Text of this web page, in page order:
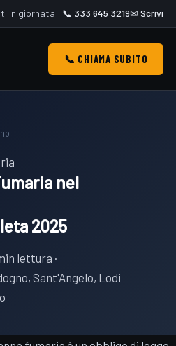
in giornata 📞 333 645 3219✉ Scrivi
📞 CHIAMA SUBITO
nel
2025
lettura ·
Sant'Angelo, Lodi